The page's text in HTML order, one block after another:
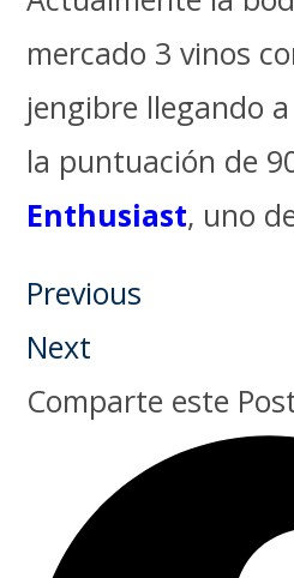
mercado 3 vinos
jengibre llegando
la puntuación de
Enthusiast, uno
Previous
Next
Comparte este